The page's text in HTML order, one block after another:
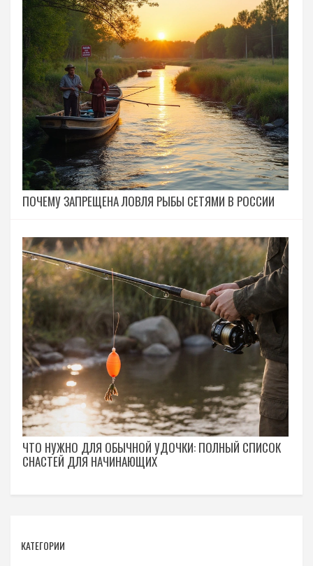
ПОЧЕМУ ЗАПРЕЩЕНА ЛОВЛЯ РЫБЫ СЕТЯМИ В РОССИИ
ЧТО НУЖНО ДЛЯ ОБЫЧНОЙ УДОЧКИ: ПОЛНЫЙ СПИСОК
СНАСТЕЙ ДЛЯ НАЧИНАЮЩИХ
КАТЕГОРИИ